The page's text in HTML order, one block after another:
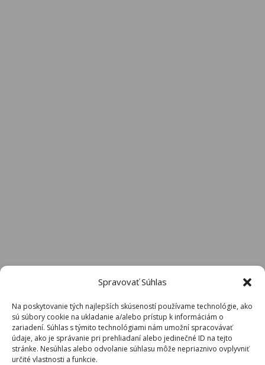
Spravovať Súhlas
Na poskytovanie tých najlepších skúseností používame technológie, ako
sú súbory cookie na ukladanie a/alebo prístup k informáciám o
zariadení. Súhlas s týmito technológiami nám umožní spracovávať
údaje, ako je správanie pri prehliadaní alebo jedinečné ID na tejto
stránke. Nesúhlas alebo odvolanie súhlasu môže nepriaznivo ovplyvniť
určité vlastnosti a funkcie.